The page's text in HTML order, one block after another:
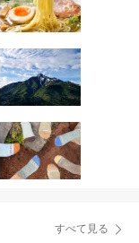
すべて見る